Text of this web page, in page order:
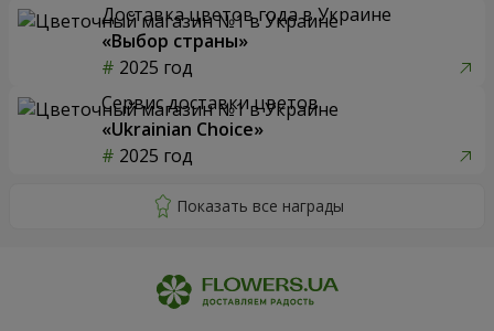
Доставка цветов года в Украине
«Выбор страны»
2025 год
Сервис доставки цветов
«Ukrainian Choice»
2025 год